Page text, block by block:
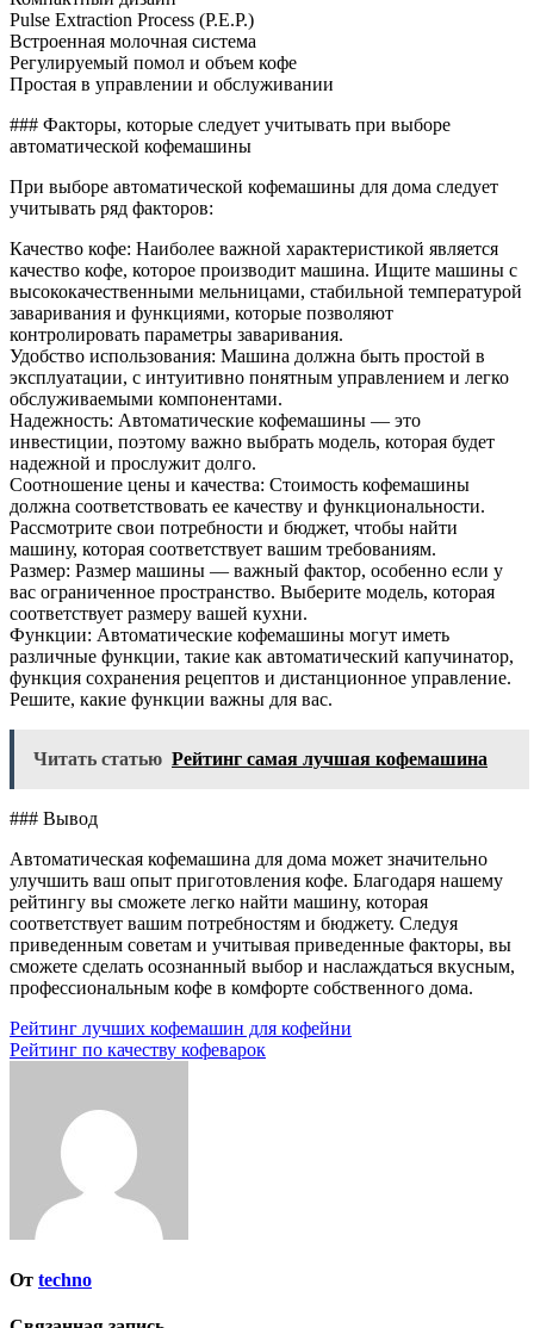
Pulse Extraction Process (P.E.P.)
Встроенная молочная система
Регулируемый помол и объем кофе
Простая в управлении и обслуживании
### Факторы, которые следует учитывать при выборе
автоматической кофемашины
При выборе автоматической кофемашины для дома следует
учитывать ряд факторов:
Качество кофе: Наиболее важной характеристикой является
качество кофе, которое производит машина. Ищите машины с
высококачественными мельницами, стабильной температурой
заваривания и функциями, которые позволяют
контролировать параметры заваривания.
Удобство использования: Машина должна быть простой в
эксплуатации, с интуитивно понятным управлением и легко
обслуживаемыми компонентами.
Надежность: Автоматические кофемашины — это
инвестиции, поэтому важно выбрать модель, которая будет
надежной и прослужит долго.
Соотношение цены и качества: Стоимость кофемашины
должна соответствовать ее качеству и функциональности.
Рассмотрите свои потребности и бюджет, чтобы найти
машину, которая соответствует вашим требованиям.
Размер: Размер машины — важный фактор, особенно если у
вас ограниченное пространство. Выберите модель, которая
соответствует размеру вашей кухни.
Функции: Автоматические кофемашины могут иметь
различные функции, такие как автоматический капучинатор,
функция сохранения рецептов и дистанционное управление.
Решите, какие функции важны для вас.
Читать статью Рейтинг самая лучшая кофемашина
### Вывод
Автоматическая кофемашина для дома может значительно
улучшить ваш опыт приготовления кофе. Благодаря нашему
рейтингу вы сможете легко найти машину, которая
соответствует вашим потребностям и бюджету. Следуя
приведенным советам и учитывая приведенные факторы, вы
сможете сделать осознанный выбор и наслаждаться вкусным,
профессиональным кофе в комфорте собственного дома.
Навигация
по
Рейтинг лучших кофемашин для кофейни
Рейтинг по качеству кофеварок
От techno